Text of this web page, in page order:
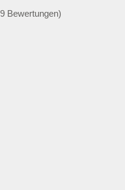
Bewertungen)